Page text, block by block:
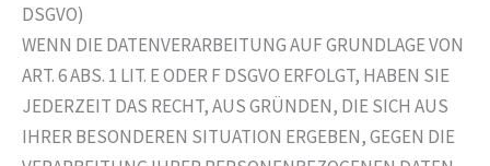
DSGVO)
WENN DIE DATENVERARBEITUNG AUF GRUNDLAGE VON
ART. 6 ABS. 1 LIT. E ODER F DSGVO ERFOLGT, HABEN SIE
JEDERZEIT DAS RECHT, AUS GRÜNDEN, DIE SICH AUS
IHRER BESONDEREN SITUATION ERGEBEN, GEGEN DIE